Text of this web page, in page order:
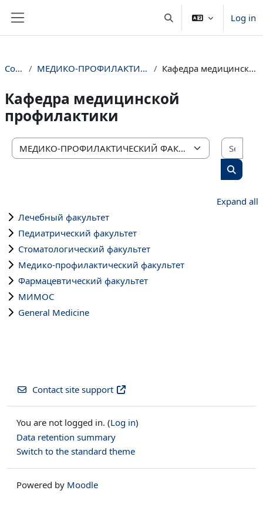
Toggle search inputLog in
Courses МЕДИКО-ПРОФИЛАКТИЧЕСКИЙ ФАКУЛЬТЕТ Кафедра медицинской профилактики
Кафедра медицинской
профилактики
Course categories
Search
Expand all
Лечебный факультет
Педиатрический факультет
Стоматологический факультет
Медико-профилактический факультет
Фармацевтический факультет
МИМОС
General Medicine
Contact site support
You are not logged in. (Log in)
Data retention summary
Switch to the standard theme
Powered by Moodle